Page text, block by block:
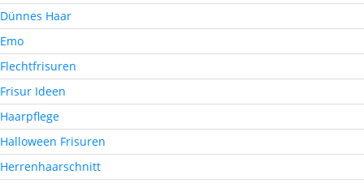
Dünnes Haar
Emo
Flechtfrisuren
Frisur Ideen
Haarpflege
Halloween Frisuren
Herrenhaarschnitt